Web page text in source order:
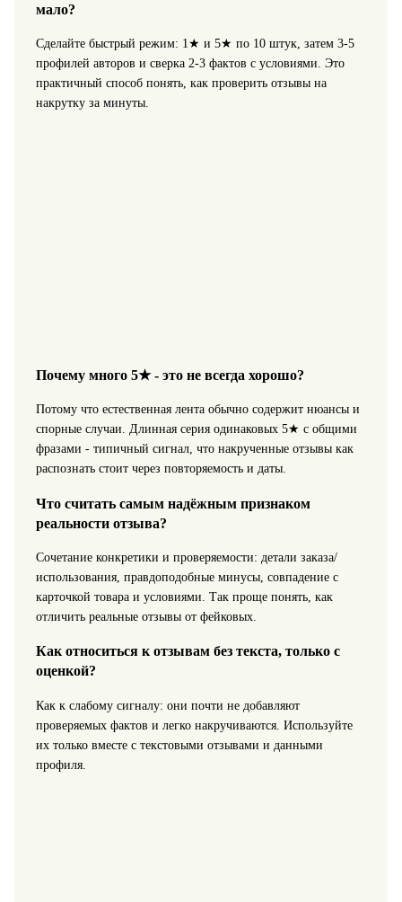
мало?
Сделайте быстрый режим: 1★ и 5★ по 10 штук, затем 3-5
профилей авторов и сверка 2-3 фактов с условиями. Это
практичный способ понять, как проверить отзывы на
накрутку за минуты.
Почему много 5★ - это не всегда хорошо?
Потому что естественная лента обычно содержит нюансы и
спорные случаи. Длинная серия одинаковых 5★ с общими
фразами - типичный сигнал, что накрученные отзывы как
распознать стоит через повторяемость и даты.
Что считать самым надёжным признаком
реальности отзыва?
Сочетание конкретики и проверяемости: детали заказа/
использования, правдоподобные минусы, совпадение с
карточкой товара и условиями. Так проще понять, как
отличить реальные отзывы от фейковых.
Как относиться к отзывам без текста, только с
оценкой?
Как к слабому сигналу: они почти не добавляют
проверяемых фактов и легко накручиваются. Используйте
их только вместе с текстовыми отзывами и данными
профиля.